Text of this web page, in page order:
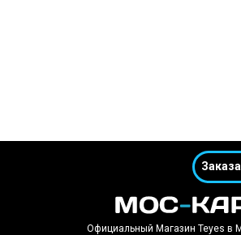
Официальный Магазин Teyes в